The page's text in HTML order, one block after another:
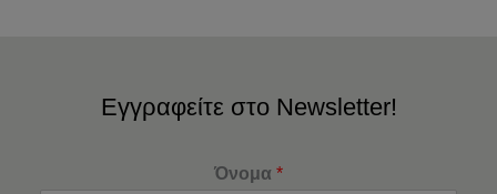
Εγγραφείτε στο Newsletter!
Όνομα *